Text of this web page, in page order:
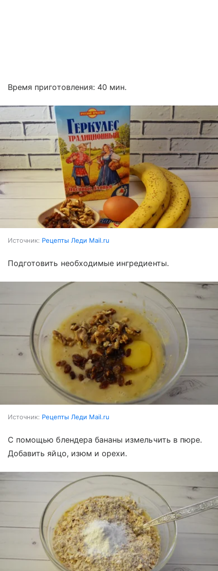
Время приготовления: 40 мин.
Источник: Рецепты Леди Mail.ru
Подготовить необходимые ингредиенты.
Источник: Рецепты Леди Mail.ru
С помощью блендера бананы измельчить в пюре.
Добавить яйцо, изюм и орехи.